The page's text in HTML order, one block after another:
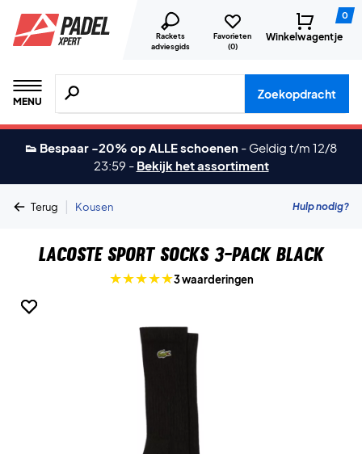
Rackets
adviesgids
Favorieten
(0)
0
Winkelwagentje
MENU
Zoeken naar producten, merken etc.
Zoekopdracht
👟 Bespaar -20% op ALLE schoenen - Geldig t/m 12/8
23:59 - Bekijk het assortiment
Terug | Kousen Hulp nodig?
Lacoste Sport Socks 3-Pack Black
3 waarderingen